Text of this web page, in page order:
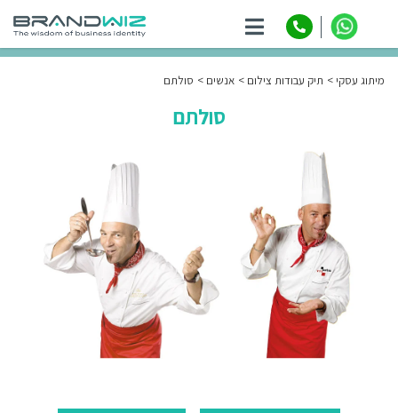
מיתוג עסקי תיק עבודות צילום אנשים סולתם
סולתם